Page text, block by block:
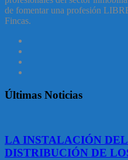
de fomentar una profesión
Fincas.
Últimas Noticias
LA INSTALACIÓN
DISTRIBUCIÓN DE